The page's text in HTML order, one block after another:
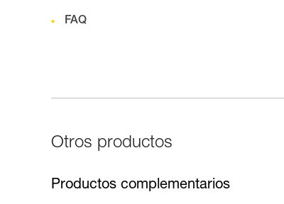
FAQ
Otros productos
Productos complementarios